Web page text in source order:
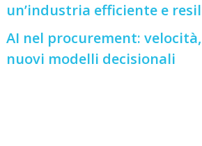
un’industria efficiente e
AI nel procurement:
nuovi modelli decisionali